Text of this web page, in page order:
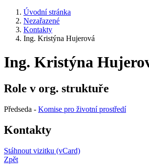
Úvodní stránka
Nezařazené
Kontakty
Ing. Kristýna Hujerová
Ing. Kristýna
Role v org. struktuře
Předseda - Komise pro životní prostředí
Kontakty
Stáhnout vizitku (vCard)
Zpět